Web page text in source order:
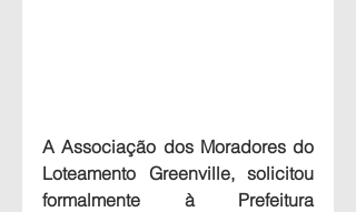
A Associação dos Moradores do
Loteamento Greenville, solicitou
formalmente à Prefeitura